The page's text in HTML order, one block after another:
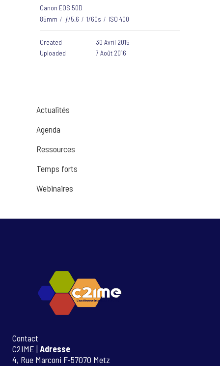
Canon EOS 50D
85mm / ƒ/5.6 / 1/60s / ISO 400
Created
30 Avril 2015
Uploaded
7 Août 2016
Actualités
Agenda
Ressources
Temps forts
Webinaires
Contact
C2IME | Adresse
4, Rue Marconi F-57070 Metz